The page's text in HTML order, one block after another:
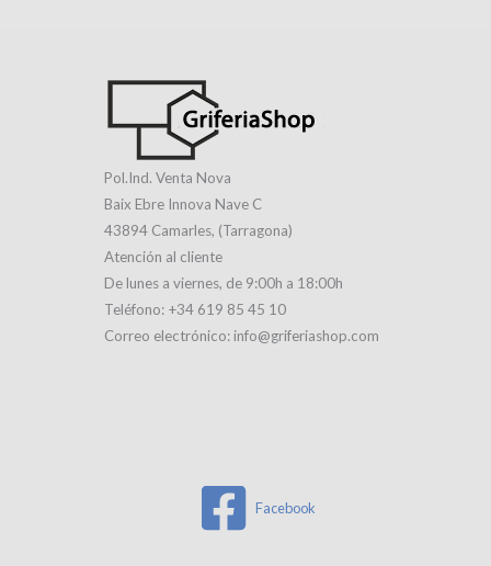
Pol.Ind. Venta Nova
Baix Ebre Innova Nave C
43894 Camarles, (Tarragona)
Atención al cliente
De lunes a viernes, de 9:00h a 18:00h
Teléfono: +34 619 85 45 10
Correo electrónico: info@griferiashop.com
Facebook